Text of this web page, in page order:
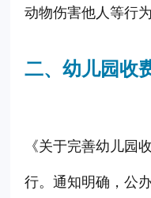
动物伤害他人等行
二、幼儿园收
《关于完善幼儿园
行。通知明确，公